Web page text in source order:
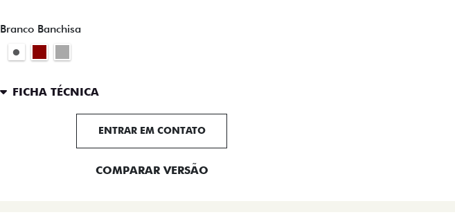
Branco Banchisa
FICHA TÉCNICA
ENTRAR EM CONTATO
COMPARAR VERSÃO